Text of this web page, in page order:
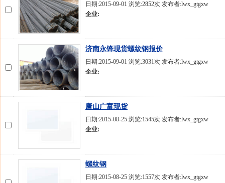
日期:2015-09-01 浏览:2852次 发布者:lwx_gtgxw
企业:
济南永锋现货螺纹钢报价
日期:2015-09-01 浏览:3031次 发布者:lwx_gtgxw
企业:
唐山广富现货
日期:2015-08-25 浏览:1545次 发布者:lwx_gtgxw
企业:
螺纹钢
日期:2015-08-25 浏览:1557次 发布者:lwx_gtgxw